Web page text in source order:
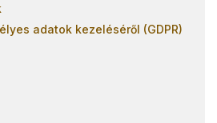
adatok kezeléséről (GDPR)